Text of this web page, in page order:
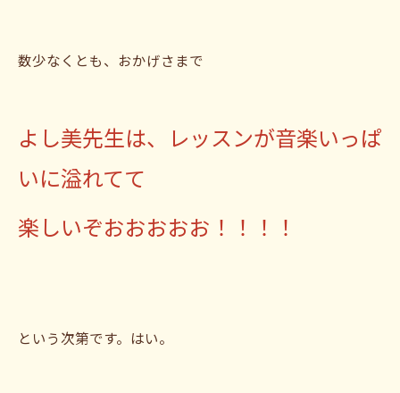
数少なくとも、おかげさまで
よし美先生は、レッスンが音楽いっぱ
いに溢れてて
楽しいぞおおおおお！！！！
という次第です。はい。